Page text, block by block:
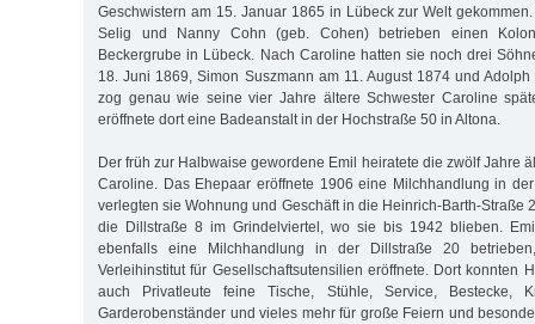
Geschwistern am 15. Januar 1865 in Lübeck zur Welt
Selig und Nanny Cohn (geb. Cohen) betrieben einen
Beckergrube in Lübeck. Nach Caroline hatten sie noch drei
18. Juni 1869, Simon Suszmann am 11. August 1874 und
zog genau wie seine vier Jahre ältere Schwester Caroline
eröffnete dort eine Badeanstalt in der Hochstraße 50 in Altona.
Der früh zur Halbwaise gewordene Emil heiratete die zwölf Jahre
Caroline. Das Ehepaar eröffnete 1906 eine Milchhandlung in
verlegten sie Wohnung und Geschäft in die Heinrich-Barth-Straße
die Dillstraße 8 im Grindelviertel, wo sie bis 1942 blieben.
ebenfalls eine Milchhandlung in der Dillstraße 20
Verleihinstitut für Gesellschaftsutensilien eröffnete. Dort konnten
auch Privatleute feine Tische, Stühle, Service, Bestecke,
Garderobenständer und vieles mehr für große Feiern und